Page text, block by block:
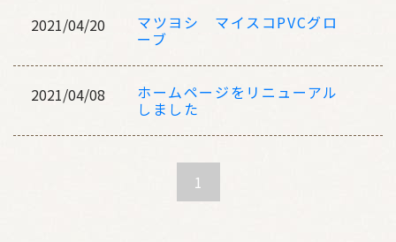
マツヨシ マイスコPVCグロ
ーブ
2021/04/20
ホームページをリニューアル
しました
2021/04/08
1